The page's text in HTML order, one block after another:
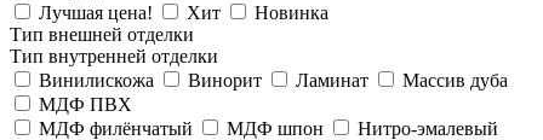
Лучшая цена!
Хит
Новинка
Тип внешней отделки
Тип внутренней отделки
Винилискожа
Винорит Ламинат
Массив дуба
МДФ ПВХ
МДФ филёнчатый
МДФ шпон
Нитро-эмалевый